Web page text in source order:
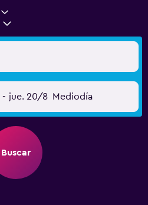
- jue. 20/8 Mediodía
Buscar